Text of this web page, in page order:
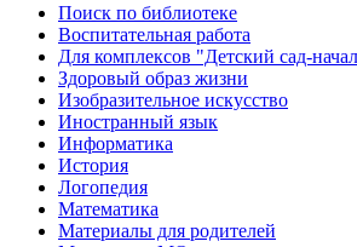
Поиск по библиотеке
Воспитательная работа
Для комплексов "Детский сад-
Здоровый образ жизни
Изобразительное искусство
Иностранный язык
Информатика
История
Логопедия
Математика
Материалы для родителей